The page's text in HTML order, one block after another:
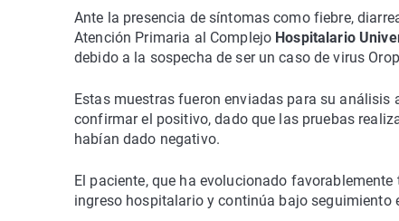
Ante la presencia de síntomas como fiebre,
Atención Primaria al Complejo Hospitalario
debido a la sospecha de ser un caso de virus
Estas muestras fueron enviadas para su
confirmar el positivo, dado que las pruebas
habían dado negativo.
El paciente, que ha evolucionado
ingreso hospitalario y continúa bajo